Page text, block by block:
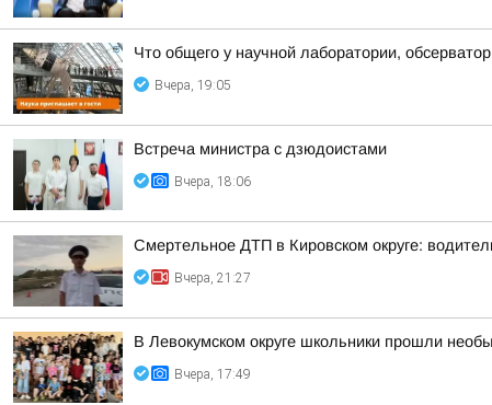
Что общего у научной лаборатории,
Вчера, 19:05
Встреча министра с дзюдоистами
Вчера, 18:06
Смертельное ДТП в Кировском округе:
Вчера, 21:27
В Левокумском округе школьники прошли
Вчера, 17:49